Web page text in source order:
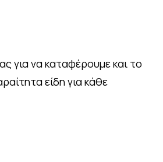
για να καταφέρουμε και το
είδη για κάθε